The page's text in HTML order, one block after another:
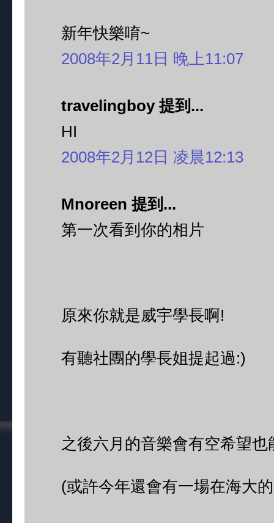
新年快樂唷~
2008年2月11日 晚上11:07
travelingboy 提到...
HI
2008年2月12日 凌晨12:13
Mnoreen 提到...
第一次看到你的相片
原來你就是威宇學長啊!
有聽社團的學長姐提起過:)
之後六月的音樂會有空希望也
(或許今年還會有一場在海大